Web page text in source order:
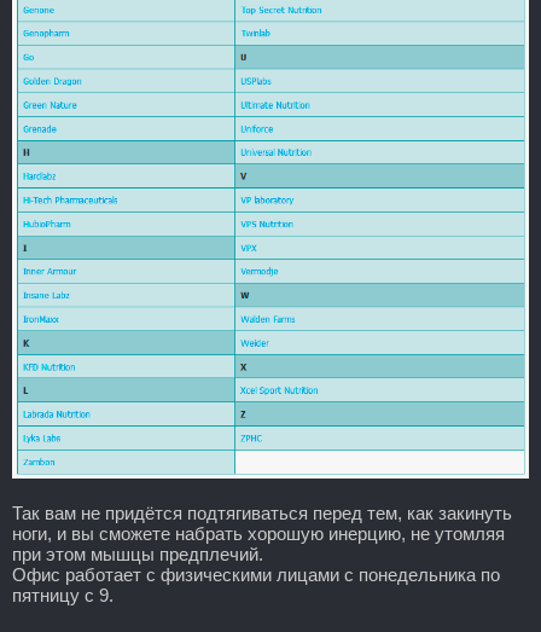
Так вам не придётся подтягиваться перед тем, как закинуть
ноги, и вы сможете набрать хорошую инерцию, не утомляя
при этом мышцы предплечий.
Офис работает с физическими лицами с понедельника по
пятницу с 9.